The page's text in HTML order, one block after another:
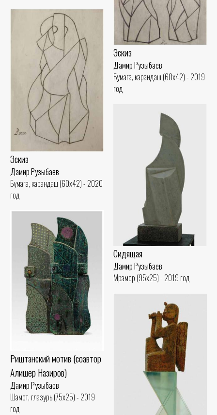
Эскиз
Дамир Рузыбаев
Бумага, карандаш (60x42) - 2019
год
Эскиз
Дамир Рузыбаев
Бумага, карандаш (60x42) - 2020
год
Сидящая
Дамир Рузыбаев
Мрамор (95x25) - 2019 год
Риштанский мотив (соавтор
Алишер Назиров)
Дамир Рузыбаев
Шамот, глазурь (75x25) - 2019
год